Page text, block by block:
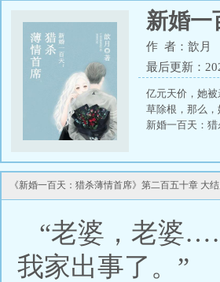
新婚一
作 者：歆月
最后更新：
亿元天价，她
草除根，那么
新婚一百天：
《新婚一百天：猎杀薄情首席》第二百五十章 大
“老婆，老婆
我家出事了。”